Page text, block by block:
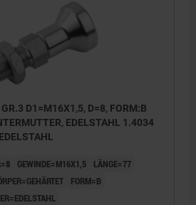
D1=M16X1,5, D=8, FORM:B
EDELSTAHL 1.4034
GEWINDE=M16X1,5
LÄNGE=77
FORM=B